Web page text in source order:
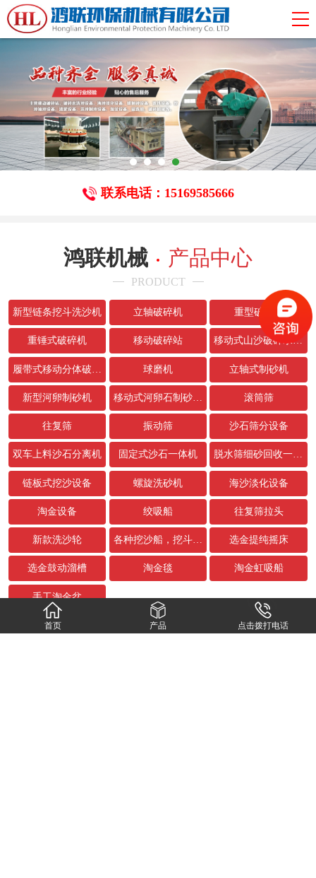
联系电话：15169585666
鸿联机械 产品中心
PRODUCT
新型链条挖斗洗沙机 立轴破碎机 重型破碎机
重锤式破碎机 移动破碎站 移动式山沙破碎水洗设备
球磨机 立轴式制砂机
新型河卵制砂机 移动式河卵石制砂生产线 滚筒筛
往复筛 振动筛 沙石筛分设备
双车上料沙石分离机 固定式沙石一体机 脱水筛细砂回收一体机
链板式挖沙设备 螺旋洗砂机 海沙淡化设备
淘金设备 绞吸船 往复筛拉头
新款洗沙轮 各种挖沙船，挖斗，链条配件 选金提纯摇床
选金鼓动溜槽 淘金毯 淘金虹吸船
手工淘金盆
首页 产品 点击拨打电话